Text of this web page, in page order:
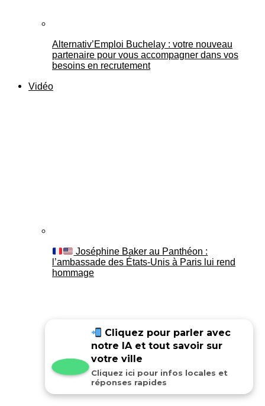
Alternativ’Emploi Buchelay : votre nouveau
partenaire pour vous accompagner dans vos
besoins en recrutement
Vidéo
Joséphine Baker au Panthéon :
l’ambassade des États-Unis à Paris lui rend
hommage
Cliquez pour parler avec
notre IA et tout savoir sur
votre ville
Cliquez ici pour infos locales et
réponses rapides